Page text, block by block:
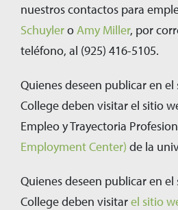
nuestros contactos para
Schuylero Amy Miller, por
teléfono, al (925) 416-5105.
Quienes deseen publicar en el
College deben visitar el sitio
Empleo y Trayectoria
Employment Center) de la
Quienes deseen publicar en
College deben visitarel sitio